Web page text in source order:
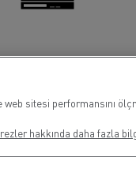
sitesi performansını
hakkında daha fazla